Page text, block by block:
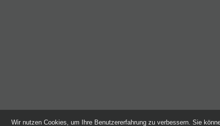
Wir nutzen Cookies, um Ihre Benutzererfahrung zu verbessern. Sie